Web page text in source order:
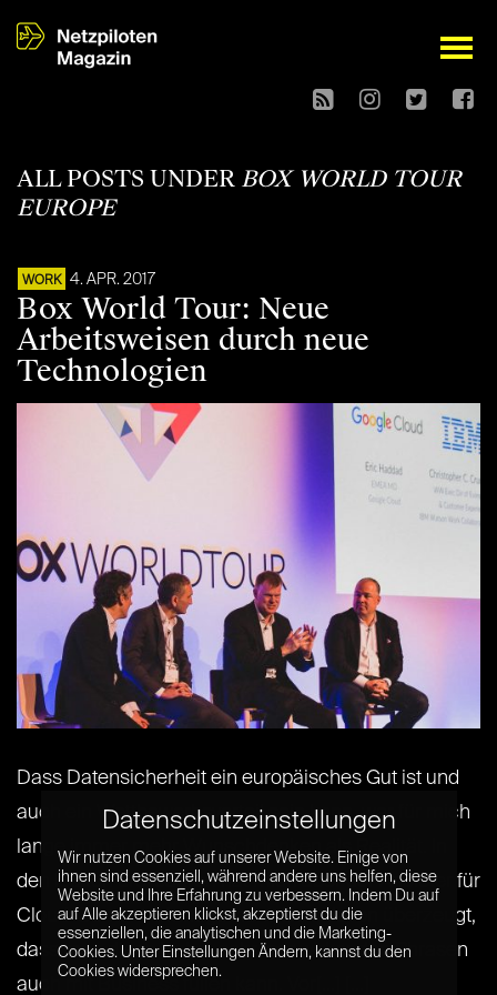
open
ALL POSTS UNDER BOX WORLD TOUR
EUROPE
WORK 4. APR. 2017
Box World Tour: Neue
Arbeitsweisen durch neue
Technologien
Dass Datensicherheit ein europäisches Gut ist und
auch ein Wettbewerbsvorteil sein kann, war für mich
lange immer mehr Wunschdenken als Realität. In
den letzten drei Jahren hat mich aber der Anbieter für
Cloud-Content-Management, Box, davon überzeugt,
dass man diese bisher sehr leer wirkenden Phrasen
auch mit Business füllen kann. Vor[...] [...]
Datenschutzeinstellungen
Wir nutzen Cookies auf unserer Website. Einige von
ihnen sind essenziell, während andere uns helfen, diese
Website und Ihre Erfahrung zu verbessern. Indem Du auf
auf Alle akzeptieren klickst, akzeptierst du die
essenziellen, die analytischen und die Marketing-
Cookies. Unter Einstellungen Ändern, kannst du den
Cookies widersprechen.